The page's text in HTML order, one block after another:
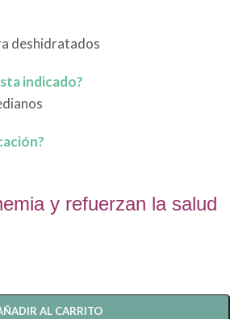
deshidratados
indicado?
y refuerzan la salud
AL CARRITO